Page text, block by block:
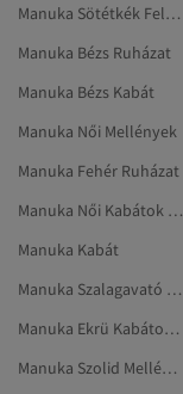
Manuka Sötétkék Felöltők És Ballonkabátok
Manuka Bézs Ruházat
Manuka Bézs Kabát
Manuka Női Mellények
Manuka Fehér Ruházat
Manuka Női Kabátok És Dzsekik
Manuka Kabát
Manuka Szalagavató Ruhák
Manuka Ekrü Kabátok És Dzsekik
Manuka Szolid Mellények